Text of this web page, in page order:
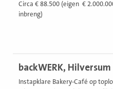
Circa € 88.500 (eigen
inbreng)
€
backWERK, Hilversum
Instapklare Bakery-Café op
vestiging